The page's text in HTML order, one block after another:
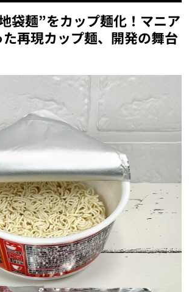
袋麺”をカップ麺化！マニア
再現カップ麺、開発の舞台